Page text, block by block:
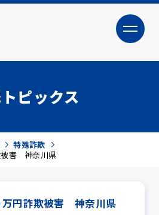
大
ピックス
特殊詐欺
害 神奈川県
円詐欺被害 神奈川県